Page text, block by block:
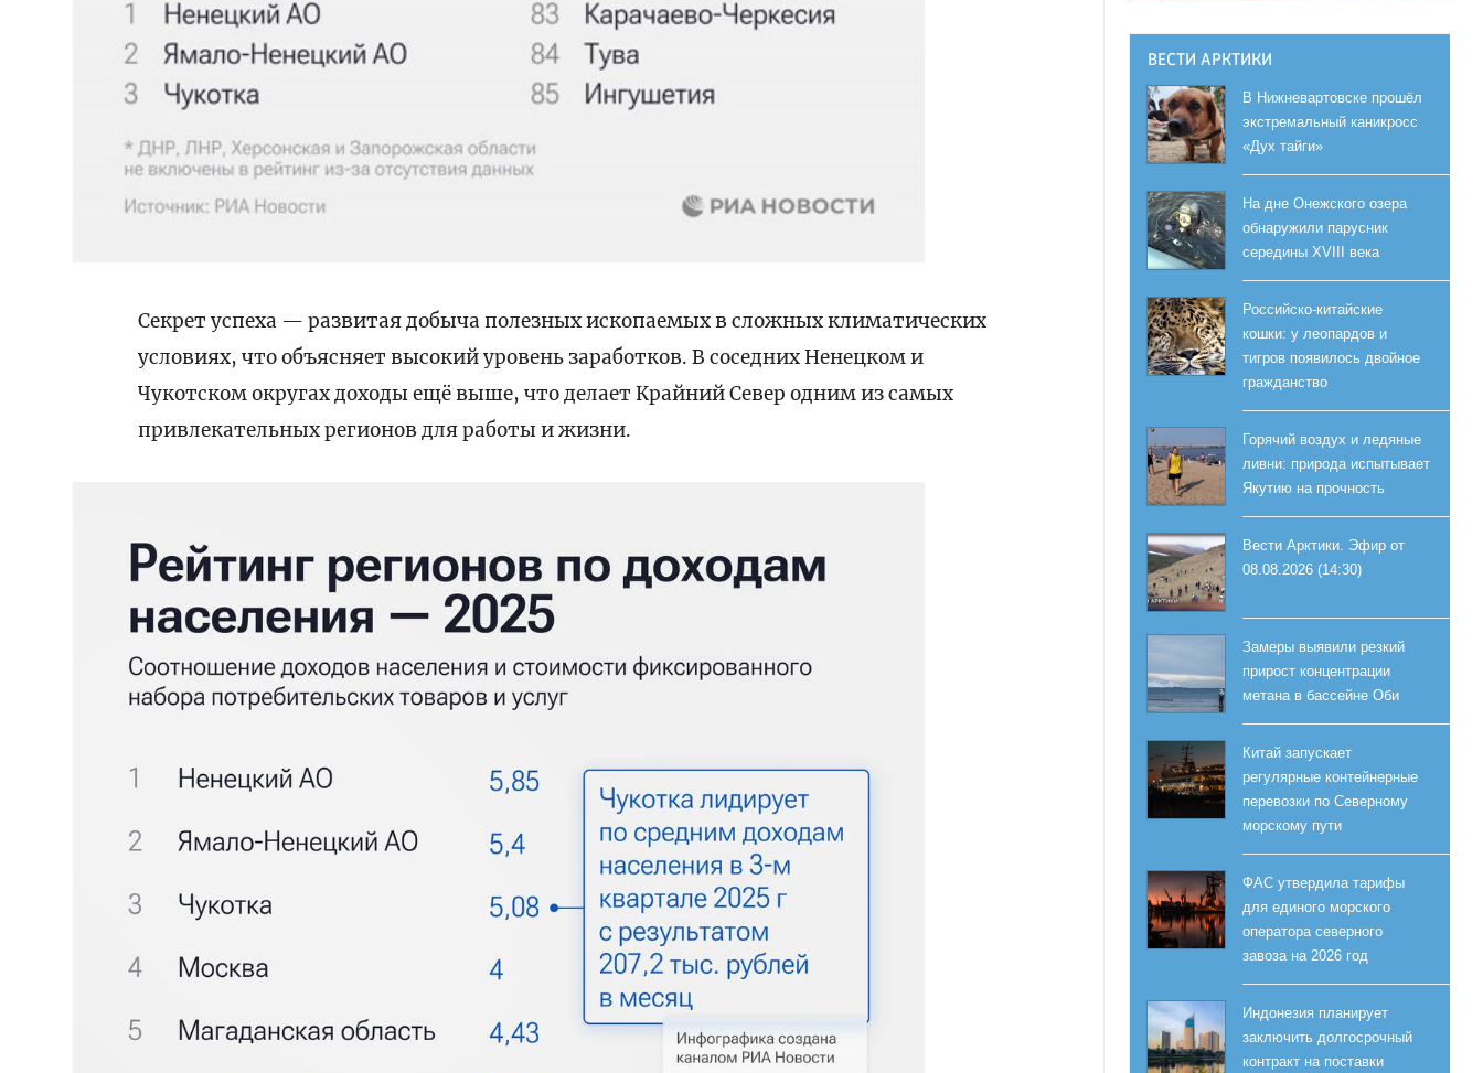
Секрет успеха — развитая добыча полезных ископаемых в сложных климатических
условиях, что объясняет высокий уровень заработков. В соседних Ненецком и
Чукотском округах доходы ещё выше, что делает Крайний Север одним из самых
привлекательных регионов для работы и жизни.
ВЕСТИ АРКТИКИ
В Нижневартовске прошёл
экстремальный каникросс
«Дух тайги»
На дне Онежского озера
обнаружили парусник
середины XVIII века
Российско-китайские
кошки: у леопардов и
тигров появилось двойное
гражданство
Горячий воздух и ледяные
ливни: природа испытывает
Якутию на прочность
Вести Арктики. Эфир от
08.08.2026 (14:30)
Замеры выявили резкий
прирост концентрации
метана в бассейне Оби
Китай запускает
регулярные контейнерные
перевозки по Северному
морскому пути
ФАС утвердила тарифы
для единого морского
оператора северного
завоза на 2026 год
Индонезия планирует
заключить долгосрочный
контракт на поставки